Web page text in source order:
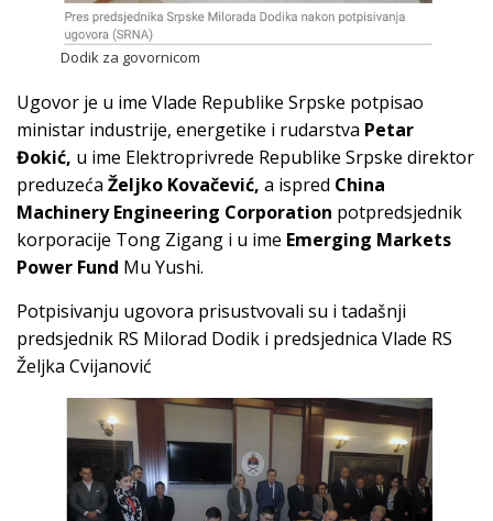
Dodik za govornicom
Ugovor je u ime Vlade Republike Srpske potpisao
ministar industrije, energetike i rudarstva Petar
Đokić, u ime Elektroprivrede Republike Srpske direktor
preduzeća Željko Kovačević, a ispred China
Machinery Engineering Corporation potpredsjednik
korporacije Tong Zigang i u ime Emerging Markets
Power Fund Mu Yushi.
Potpisivanju ugovora prisustvovali su i tadašnji
predsjednik RS Milorad Dodik i predsjednica Vlade RS
Željka Cvijanović